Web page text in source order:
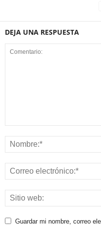
DEJA UNA RESPUESTA
Guardar mi nombre, correo